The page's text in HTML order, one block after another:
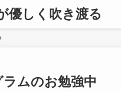
優しく吹き渡る
ラムのお勉強中